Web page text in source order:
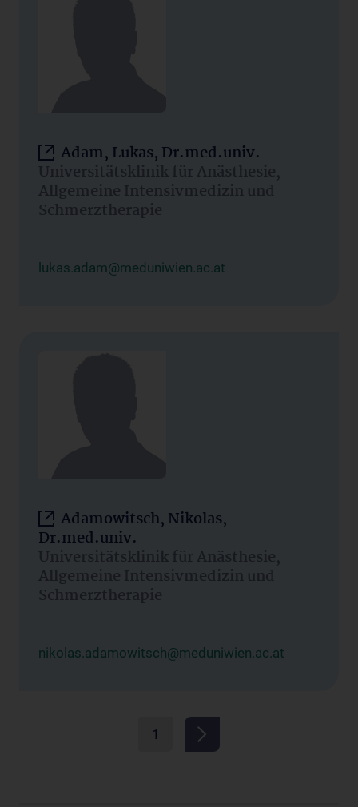
Adam, Lukas, Dr.med.univ.
Universitätsklinik für Anästhesie,
Allgemeine Intensivmedizin und
Schmerztherapie
lukas.adam@meduniwien.ac.at
Adamowitsch, Nikolas,
Dr.med.univ.
Universitätsklinik für Anästhesie,
Allgemeine Intensivmedizin und
Schmerztherapie
nikolas.adamowitsch@meduniwien.ac.at
1